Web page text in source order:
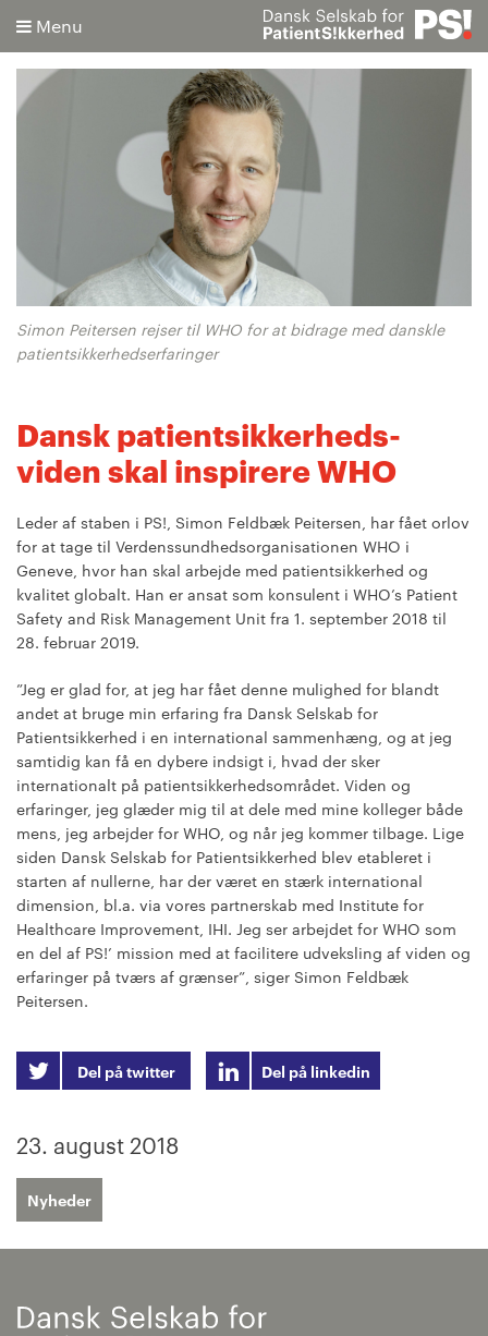
Menu
Søg
Simon Peitersen rejser til WHO for at bidrage med danskle
patientsikkerhedserfaringer
Dansk patientsikkerheds-
viden skal inspirere WHO
Leder af staben i PS!, Simon Feldbæk Peitersen, har fået orlov
for at tage til Verdenssundhedsorganisationen WHO i
Geneve, hvor han skal arbejde med patientsikkerhed og
kvalitet globalt. Han er ansat som konsulent i WHO’s Patient
Safety and Risk Management Unit fra 1. september 2018 til
28. februar 2019.
”Jeg er glad for, at jeg har fået denne mulighed for blandt
andet at bruge min erfaring fra Dansk Selskab for
Patientsikkerhed i en international sammenhæng, og at jeg
samtidig kan få en dybere indsigt i, hvad der sker
internationalt på patientsikkerhedsområdet. Viden og
erfaringer, jeg glæder mig til at dele med mine kolleger både
mens, jeg arbejder for WHO, og når jeg kommer tilbage. Lige
siden Dansk Selskab for Patientsikkerhed blev etableret i
starten af nullerne, har der været en stærk international
dimension, bl.a. via vores partnerskab med Institute for
Healthcare Improvement, IHI. Jeg ser arbejdet for WHO som
en del af PS!’ mission med at facilitere udveksling af viden og
erfaringer på tværs af grænser”, siger Simon Feldbæk
Peitersen.
Del på twitter Del på linkedin
23. august 2018
Nyheder